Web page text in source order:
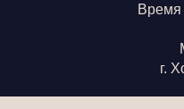
Время
г.